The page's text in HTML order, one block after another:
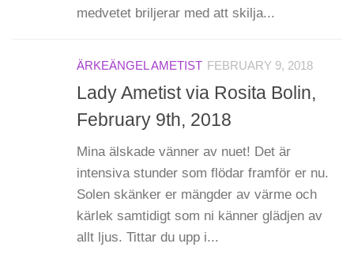
medvetet briljerar med att skilja...
ÄRKEÄNGEL AMETIST FEBRUARY 9, 2018
Lady Ametist via Rosita Bolin,
February 9th, 2018
Mina älskade vänner av nuet! Det är
intensiva stunder som flödar framför er nu.
Solen skänker er mängder av värme och
kärlek samtidigt som ni känner glädjen av
allt ljus. Tittar du upp i...